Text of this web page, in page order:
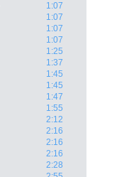
1:07
1:07
1:07
1:07
1:25
1:37
1:45
1:45
1:47
1:55
2:12
2:16
2:16
2:16
2:28